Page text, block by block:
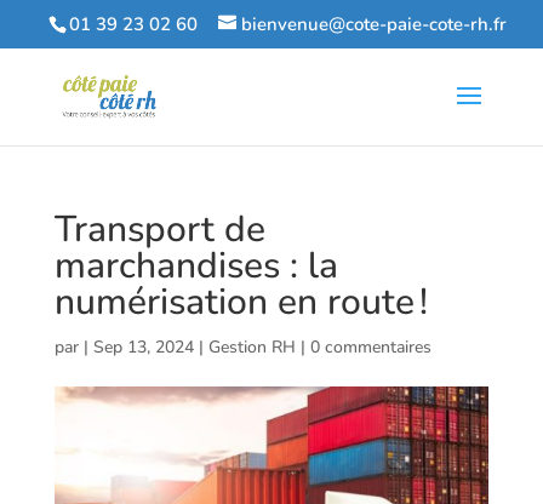
01 39 23 02 60 bienvenue@cote-paie-cote-rh.fr
Transport de
marchandises : la
numérisation en route !
par | Sep 13, 2024| Gestion RH | 0 commentaires